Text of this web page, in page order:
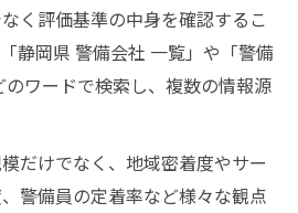
く評価基準の中身を確認するこ
静岡県 警備会社 一覧」や「警備
ワードで検索し、複数の情報源
だけでなく、地域密着度やサー
警備員の定着率など様々な観点